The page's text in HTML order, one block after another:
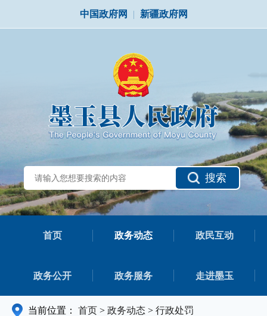
中国政府网 | 新疆政府网
搜索
首页 政务动态 政民互动
政务公开 政务服务 走进墨玉
当前位置： 首页 > 政务动态 > 行政处罚